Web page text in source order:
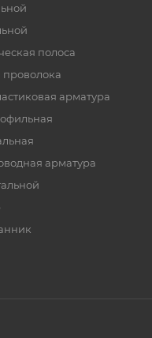
полоса
проволока
арматура
арматура